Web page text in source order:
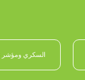
السكري ومؤشر